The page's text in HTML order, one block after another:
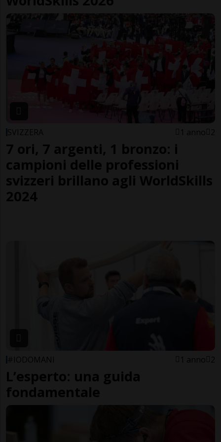
SVIZZERA 1 anno 2
7 ori, 7 argenti, 1 bronzo: i
campioni delle professioni
svizzeri brillano agli WorldSkills
2024
#IODOMANI 1 anno 2
L’esperto: una guida
fondamentale